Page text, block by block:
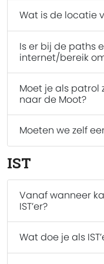
Wat is de locatie
Is er bij de paths
internet/bereik
Moet je als patrol
naar de Moot?
Moeten we zelf
IST
Vanaf wanneer
IST’er?
Wat doe je als